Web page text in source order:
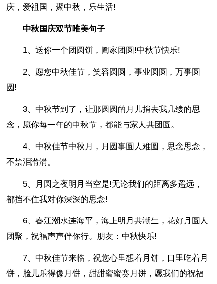
庆，爱祖国，聚中秋，乐生活!
中秋国庆双节唯美句子
1、送你一个团圆饼，阖家团圆!中秋节快乐!
2、愿您中秋佳节，笑容圆圆，事业圆圆，万事圆
圆!
3、中秋节到了，让那圆圆的月儿捎去我几缕的思
念，愿你每一年的中秋节，都能与家人共团圆。
4、中秋佳节中秋月，月圆事圆人难圆，思念思念，
不禁泪潸潸。
5、月圆之夜明月当空是!无论我们的距离多遥远，
都挡不住我对你深深的思念!
6、春江潮水连海平，海上明月共潮生，花好月圆人
团聚，祝福声声伴你行。朋友：中秋快乐!
7、中秋佳节来临，祝您心里想着月饼，口里吃着月
饼，脸儿乐得像月饼，甜甜蜜蜜赛月饼，愿我们的祝福